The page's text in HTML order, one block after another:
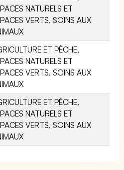
NATURELS ET
VERTS, SOINS AUX
ET PÊCHE,
NATURELS ET
VERTS, SOINS AUX
ET PÊCHE,
NATURELS ET
VERTS, SOINS AUX